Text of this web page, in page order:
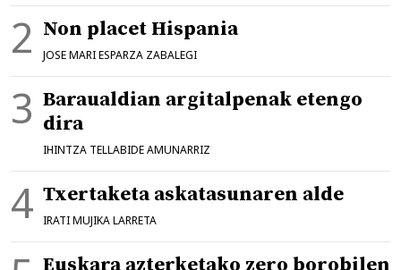
Non placet Hispania
JOSE MARI ESPARZA ZABALEGI
Baraualdian argitalpenak etengo
dira
IHINTZA TELLABIDE AMUNARRIZ
Txertaketa askatasunaren alde
IRATI MUJIKA LARRETA
Euskara azterketako zero borobilen